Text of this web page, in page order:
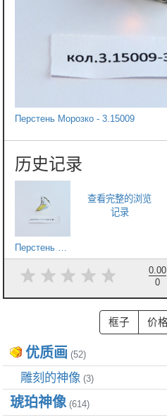
Перстень Морозко - 3.15009
Перстень Тріо-1 - 15517
0.00
0
优质画 (52)
雕刻的神像 (3)
琥珀神像(614)